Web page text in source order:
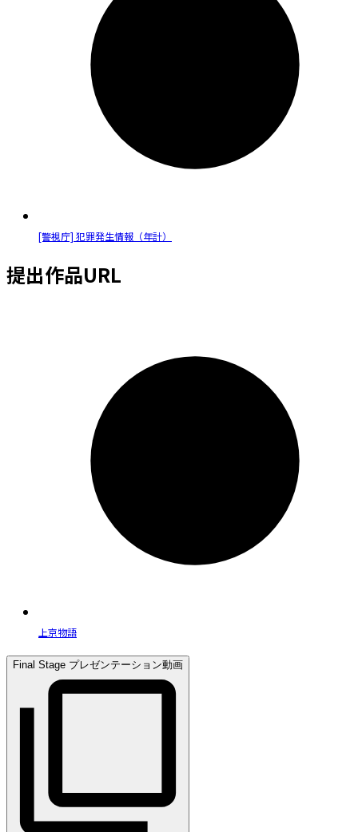
[警視庁] 犯罪発生情報（年計）
提出作品URL
上京物語
Final Stage プレゼンテーション動画